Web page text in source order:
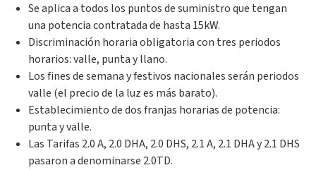
Se aplica a todos los puntos de suministro que tengan
una potencia contratada de hasta 15kW.
Discriminación horaria obligatoria con tres periodos
horarios: valle, punta y llano.
Los fines de semana y festivos nacionales serán periodos
valle (el precio de la luz es más barato).
Establecimiento de dos franjas horarias de potencia:
punta y valle.
Las Tarifas 2.0 A, 2.0 DHA, 2.0 DHS, 2.1 A, 2.1 DHA y 2.1 DHS
pasaron a denominarse 2.0TD.